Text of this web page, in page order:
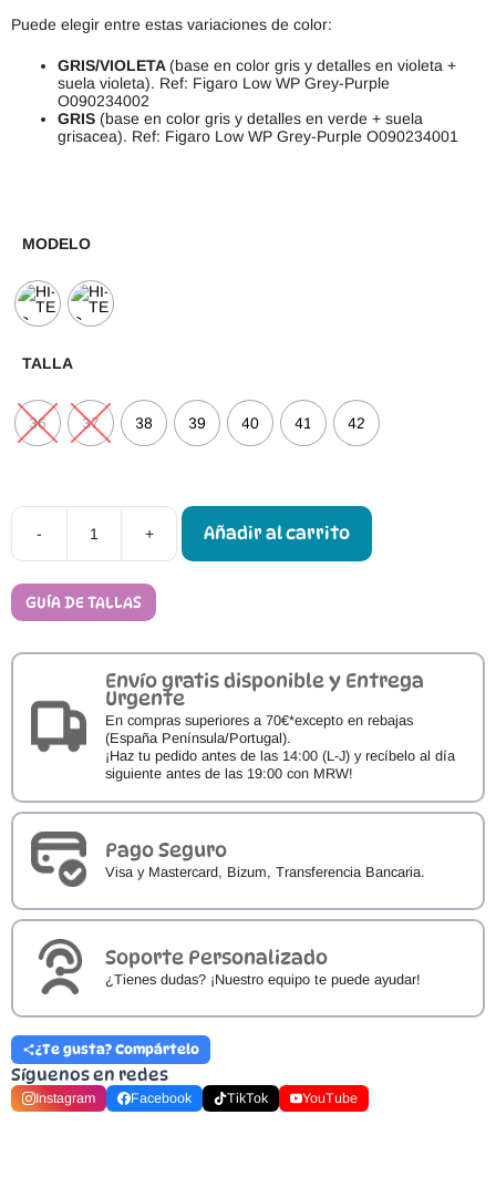
Puede elegir entre estas variaciones de color:
GRIS/VIOLETA(base en color gris y detalles en violeta +
suela violeta). Ref: Figaro Low WP Grey-Purple
O090234002
GRIS (base en color gris y detalles en verde + suela
grisacea). Ref: Figaro Low WP Grey-Purple O090234001
MODELO
TALLA
36 37 38 39 40 41 42
-
Calzado
Barefoot
Mujer
cantidad
+ Añadir al carrito
GUÍA DE TALLAS
Envío gratis disponible y Entrega
Urgente
En compras superiores a 70€*excepto en rebajas
(España Península/Portugal).
¡Haz tu pedido antes de las 14:00 (L-J) y recíbelo al día
siguiente antes de las 19:00 con MRW!
Pago Seguro
Visa y Mastercard, Bizum, Transferencia Bancaria.
Soporte Personalizado
¿Tienes dudas? ¡Nuestro equipo te puede ayudar!
¿Te gusta? Compártelo
Síguenos en redes
Instagram Facebook TikTok YouTube